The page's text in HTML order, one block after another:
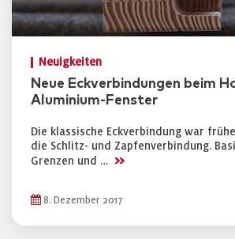
Neuigkeiten
Neue Eckverbindungen beim
Aluminium-Fenster
Die klassische Eckverbindung war
die Schlitz- und Zapfenverbindung.
Grenzen und … >>
8. Dezember 2017